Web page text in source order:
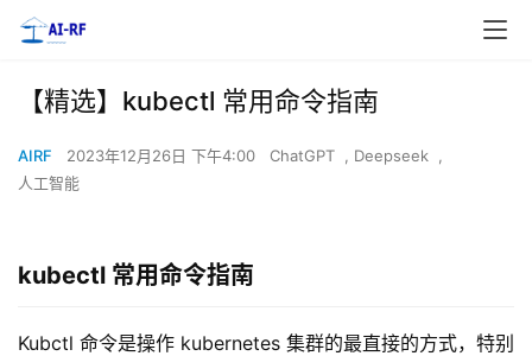
【精选】kubectl 常用命令指南
AIRF 2023年12月26日 下午4:00 ChatGPT , Deepseek
,
人工智能
kubectl 常用命令指南
Kubctl 命令是操作 kubernetes 集群的最直接的方式，特别